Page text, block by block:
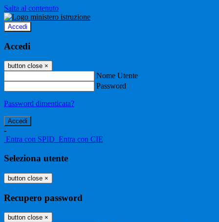
Salta al contenuto
Accedi
Accedi
button close ×
Nome Utente
Password
Password dimenticata?
-
Entra con SPID Entra con CIE
Seleziona utente
button close ×
Recupero password
button close ×